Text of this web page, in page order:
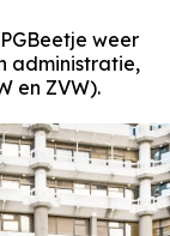
weer
administratie,
en ZVW).